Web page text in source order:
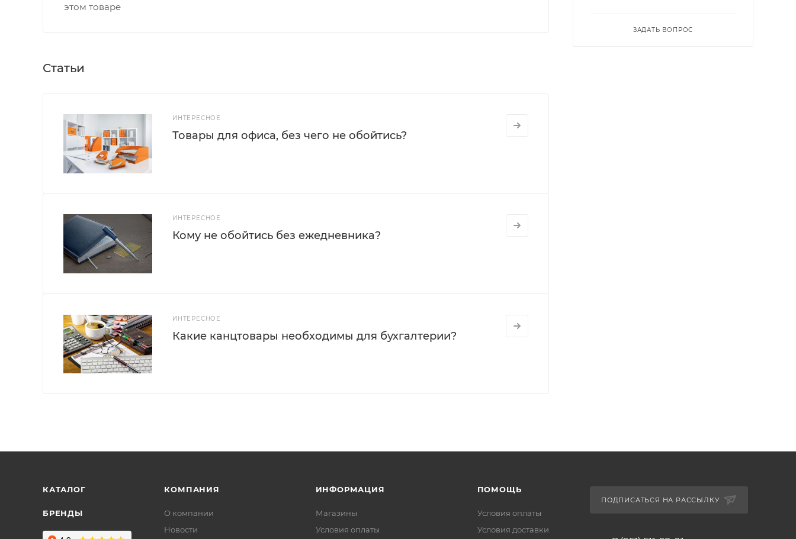
этом товаре
Статьи
ИНТЕРЕСНОЕ
Товары для офиса, без чего не обойтись?
ИНТЕРЕСНОЕ
Кому не обойтись без ежедневника?
ИНТЕРЕСНОЕ
Какие канцтовары необходимы для бухгалтерии?
ЗАДАТЬ ВОПРОС
КАТАЛОГ
БРЕНДЫ
КОМПАНИЯ
О компании
Новости
ИНФОРМАЦИЯ
Магазины
Условия оплаты
ПОМОЩЬ
Условия оплаты
Условия доставки
ПОДПИСАТЬСЯ НА РАССЫЛКУ